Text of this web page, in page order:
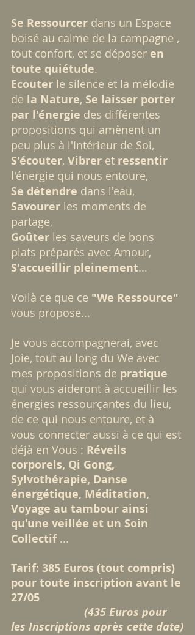
Se Ressourcer dans un Espace
boisé au calme de la campagne ,
tout confort, et se déposer en
toute quiétude.
Ecouter le silence et la mélodie
de la Nature, Se laisser porter
par l'énergie des différentes
propositions qui amènent un
peu plus à l'Intérieur de Soi,
S'écouter, Vibrer et ressentir
l'énergie qui nous entoure,
Se détendre dans l'eau,
Savourer les moments de
partage,
Goûter les saveurs de bons
plats préparés avec Amour,
S'accueillir pleinement...
Voilà ce que ce "We Ressource"
vous propose...
Je vous accompagnerai, avec
Joie, tout au long du We avec
mes propositions de pratique
qui vous aideront à accueillir les
énergies ressourçantes du lieu,
de ce qui nous entoure, et à
vous connecter aussi à ce qui est
déjà en Vous : Réveils
corporels, Qi Gong,
Sylvothérapie, Danse
énergétique, Méditation,
Voyage au tambour ainsi
qu'une veillée et un Soin
Collectif ...
Tarif: 385 Euros (tout compris)
pour toute inscription avant le
27/05
(435 Euros pour
les Inscriptions après cette date)